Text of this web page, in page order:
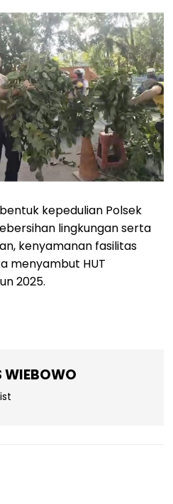
kepedulian Polsek
lingkungan serta
kenyamanan fasilitas
menyambut HUT
2025.
WIEBOWO